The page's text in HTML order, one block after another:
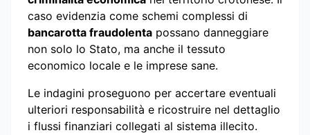
caso evidenzia come schemi complessi di
bancarotta fraudolenta possano danneggiare
non solo lo Stato, ma anche il tessuto
economico locale e le imprese sane.
Le indagini proseguono per accertare eventuali
ulteriori responsabilità e ricostruire nel dettaglio
i flussi finanziari collegati al sistema illecito.